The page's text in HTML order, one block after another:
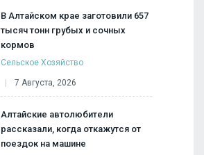
В Алтайском крае заготовили 657
тысяч тонн грубых и сочных
кормов
Сельское Хозяйство
7 Августа, 2026
Алтайские автолюбители
рассказали, когда откажутся от
поездок на машине